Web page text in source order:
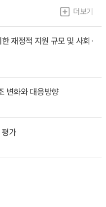
더보기
재정적 지원 규모 및 사회·
변화와 대응방향
가